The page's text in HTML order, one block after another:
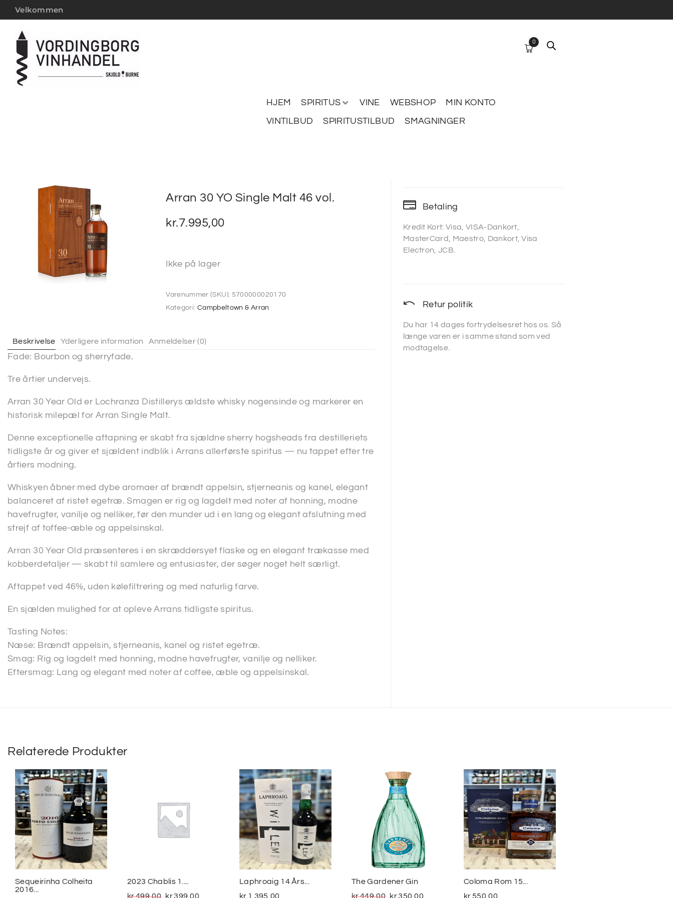
Velkommen
HJEM SPIRITUS VINE WEBSHOP
MIN KONTO
VINTILBUD
SPIRITUSTILBUD SMAGNINGER
0
Arran 30 YO Single Malt 46 vol.
kr.7.995,00
Ikke på lager
Varenummer (SKU): 5700000020170
Kategori: Campbeltown & Arran
Beskrivelse Yderligere information Anmeldelser (0)
Fade: Bourbon og sherryfade.
Tre årtier undervejs.
Arran 30 Year Old er Lochranza Distillerys ældste whisky nogensinde og markerer en
historisk milepæl for Arran Single Malt.
Denne exceptionelle aftapning er skabt fra sjældne sherry hogsheads fra destilleriets
tidligste år og giver et sjældent indblik i Arrans allerførste spiritus — nu tappet efter tre
årtiers modning.
Whiskyen åbner med dybe aromaer af brændt appelsin, stjerneanis og kanel, elegant
balanceret af ristet egetræ. Smagen er rig og lagdelt med noter af honning, modne
havefrugter, vanilje og nelliker, før den munder ud i en lang og elegant afslutning med
strejf af toffee-æble og appelsinskal.
Arran 30 Year Old præsenteres i en skræddersyet flaske og en elegant trækasse med
kobberdetaljer — skabt til samlere og entusiaster, der søger noget helt særligt.
Aftappet ved 46%, uden kølefiltrering og med naturlig farve.
En sjælden mulighed for at opleve Arrans tidligste spiritus.
Tasting Notes:
Næse: Brændt appelsin, stjerneanis, kanel og ristet egetræ.
Smag: Rig og lagdelt med honning, modne havefrugter, vanilje og nelliker.
Eftersmag: Lang og elegant med noter af coffee, æble og appelsinskal.
Betaling
Kredit Kort: Visa, VISA-Dankort,
MasterCard, Maestro, Dankort, Visa
Electron, JCB.
Retur politik
Du har 14 dages fortrydelsesret hos os. Så
længe varen er i samme stand som ved
modtagelse.
Relaterede Produkter
Sequeirinha Colheita
2016...
2023 Chablis 1....
kr.499,00 kr.399,00
Laphroaig 14 Års...
kr. 1.395,00
The Gardener Gin
kr.449,00 kr.350,00
Coloma Rom 15...
kr.550,00